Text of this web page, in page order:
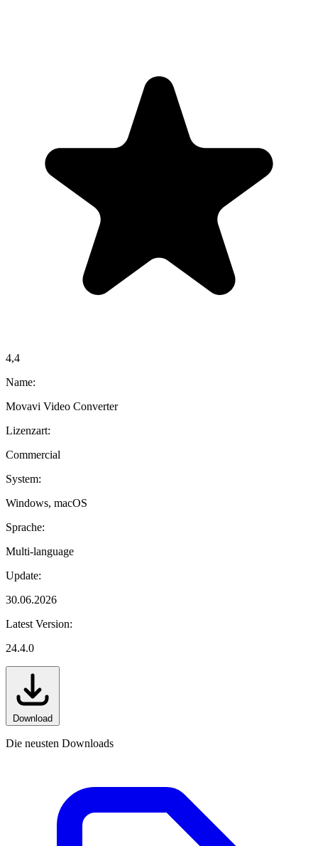
4,4
Name:
Movavi Video Converter
Lizenzart:
Commercial
System:
Windows, macOS
Sprache:
Multi-language
Update:
30.06.2026
Latest Version:
24.4.0
Download
Die neusten Downloads